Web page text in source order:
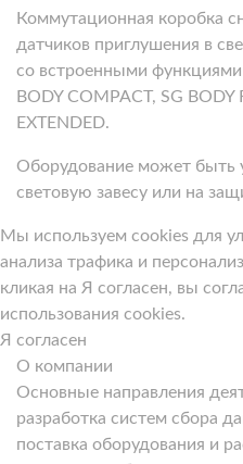
Коммутационная коробка
датчиков приглушения в
со встроенными
BODY COMPACT, SG BODY
EXTENDED.
Оборудование может быть
световую завесу или на
Мы используем cookies для
анализа трафика и
кликая на Я согласен, вы
использования cookies.
Я согласен
О компании
Основные направления
разработка систем сбора
поставка оборудования и